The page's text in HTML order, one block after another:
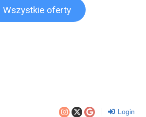
Wszystkie oferty
Login